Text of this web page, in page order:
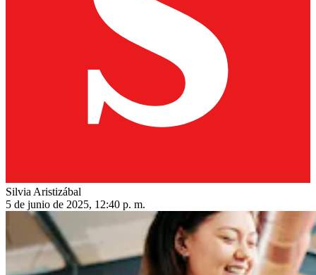
Silvia Aristizábal
5 de junio de 2025, 12:40 p. m.